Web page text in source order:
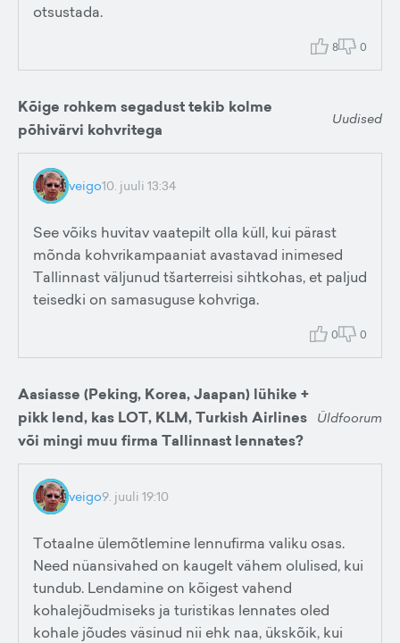
otsustada.
8 0
Kõige rohkem segadust tekib kolme
põhivärvi kohvritega
Uudised
veigo10. juuli 13:34
See võiks huvitav vaatepilt olla küll, kui pärast
mõnda kohvrikampaaniat avastavad inimesed
Tallinnast väljunud tšarterreisi sihtkohas, et paljud
teisedki on samasuguse kohvriga.
0 0
Aasiasse (Peking, Korea, Jaapan) lühike +
pikk lend, kas LOT, KLM, Turkish Airlines
või mingi muu firma Tallinnast lennates?
Üldfoorum
veigo9. juuli 19:10
Totaalne ülemõtlemine lennufirma valiku osas.
Need nüansivahed on kaugelt vähem olulised, kui
tundub. Lendamine on kõigest vahend
kohalejõudmiseks ja turistikas lennates oled
kohale jõudes väsinud nii ehk naa, ükskõik, kui